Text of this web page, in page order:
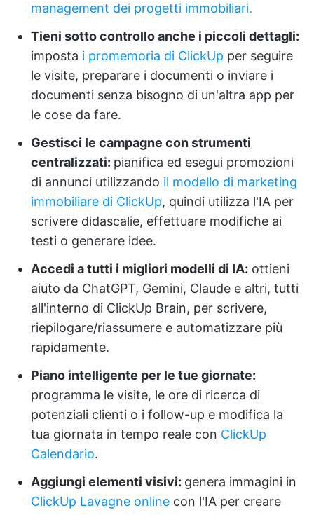
management dei progetti immobiliari.
Tieni sotto controllo anche i piccoli dettagli:
imposta i promemoria di ClickUp per seguire
le visite, preparare i documenti o inviare i
documenti senza bisogno di un'altra app per
le cose da fare.
Gestisci le campagne con strumenti
centralizzati: pianifica ed esegui promozioni
di annunci utilizzando il modello di marketing
immobiliare di ClickUp, quindi utilizza l'IA per
scrivere didascalie, effettuare modifiche ai
testi o generare idee.
Accedi a tutti i migliori modelli di IA: ottieni
aiuto da ChatGPT, Gemini, Claude e altri, tutti
all'interno di ClickUp Brain, per scrivere,
riepilogare/riassumere e automatizzare più
rapidamente.
Piano intelligente per le tue giornate:
programma le visite, le ore di ricerca di
potenziali clienti o i follow-up e modifica la
tua giornata in tempo reale con ClickUp
Calendario.
Aggiungi elementi visivi: genera immagini in
ClickUp Lavagne online con l'IA per creare